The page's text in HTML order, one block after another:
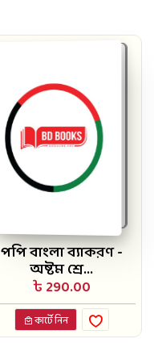
পপি বাংলা ব্যাকরণ -
অষ্টম শ্রে...
৳ 290.00
কার্টে নিন